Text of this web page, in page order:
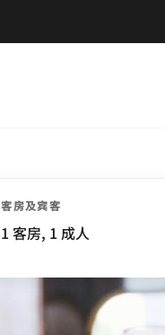
客房及宾客
1 客房, 1 成人